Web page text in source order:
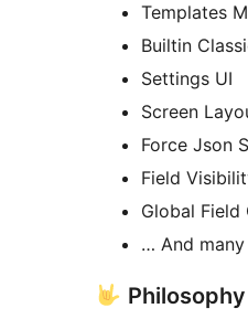
Templates
Builtin
Settings UI
Screen
Force Json
Field
Global Field
… And
Philosophy